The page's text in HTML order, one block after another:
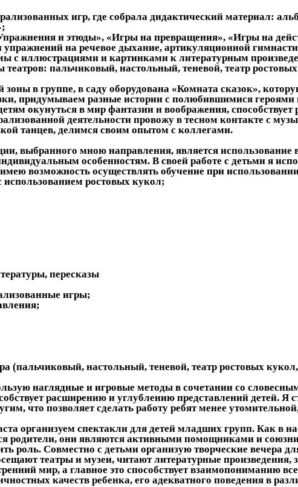
игр, где собрала дидактический материал:
и этюды», «Игры на превращения», «Игры на
на речевое дыхание, артикуляционной
с иллюстрациями и картинками к литературным
пальчиковый, настольный, теневой, театр
в группе, в саду оборудована «Комната сказок»,
придумываем разные истории с полюбившимися
окунуться в мир фантазии и воображения,
деятельности провожу в тесном контакте с
танцев, делимся своим опытом с коллегами.
выбранного мною направления, является использование
особенностям. В своей работе с детьми я
возможность осуществлять обучение при
использованием ростовых кукол;
пересказы
игры;
(пальчиковый, настольный, теневой, театр ростовых
наглядные и игровые методы в сочетании со
расширению и углублению представлений детей.
что позволяет сделать работу ребят менее
организуем спектакли для детей младших групп. Как в
родители, они являются активными помощниками и
роль. Совместно с детьми организую творческие вечера
театры и музеи, читают литературные
мир, а главное это способствует взаимопониманию
качеств ребенка, его адекватного поведения в